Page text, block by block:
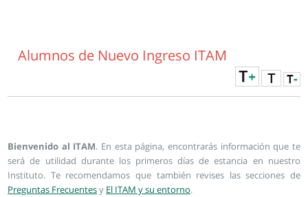
Alumnos de Nuevo Ingreso ITAM
Bienvenido al ITAM. En esta página, encontrarás información que te
será de utilidad durante los primeros días de estancia en nuestro
Instituto. Te recomendamos que también revises las secciones de
Preguntas Frecuentesy El ITAM y su entorno.